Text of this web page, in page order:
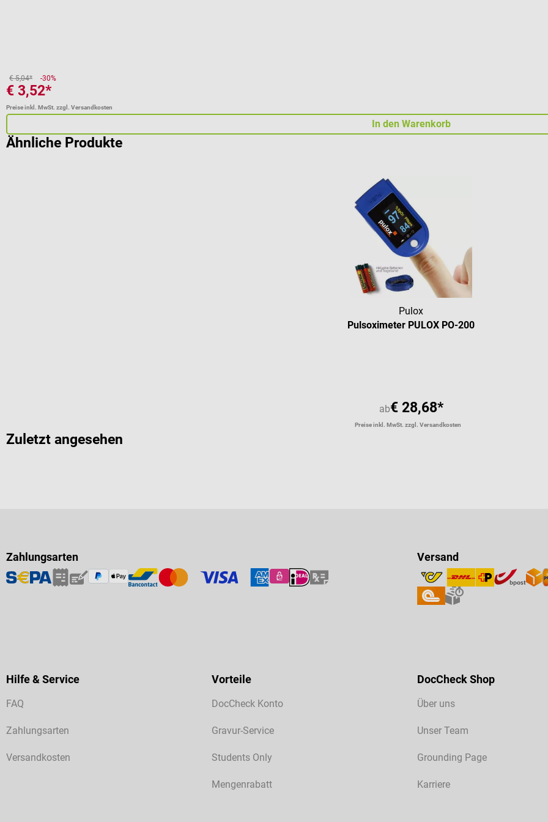
€ 5,04* -30%
€ 3,52*
Preise inkl. MwSt. zzgl. Versandkosten
In den Warenkorb
Ähnliche Produkte
Pulox
Pulsoximeter PULOX PO-200
ab€ 28,68*
Preise inkl. MwSt. zzgl. Versandkosten
Zuletzt angesehen
Zahlungsarten Versand
Hilfe & Service
FAQ
Zahlungsarten
Versandkosten
Vorteile
DocCheck Konto
Gravur-Service
Students Only
Mengenrabatt
DocCheck Shop
Über uns
Unser Team
Grounding Page
Karriere